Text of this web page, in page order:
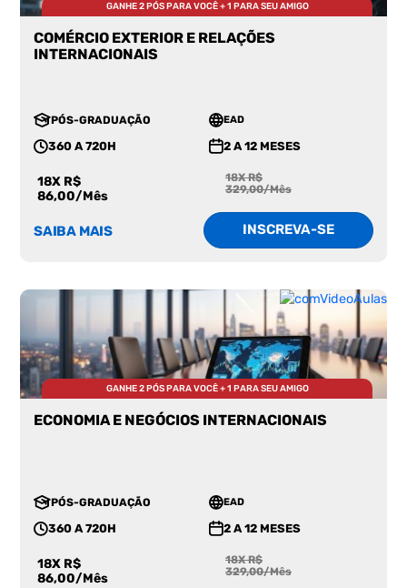
GANHE 2 PÓS PARA VOCÊ + 1 PARA SEU AMIGO
COMÉRCIO EXTERIOR E RELAÇÕES
INTERNACIONAIS
PÓS-GRADUAÇÃO EAD
360 A 720H 2 A 12 MESES
18X R$
86,00/Mês
18X R$
329,00/Mês
SAIBA MAIS INSCREVA-SE
GANHE 2 PÓS PARA VOCÊ + 1 PARA SEU AMIGO
ECONOMIA E NEGÓCIOS INTERNACIONAIS
PÓS-GRADUAÇÃO EAD
360 A 720H 2 A 12 MESES
18X R$
86,00/Mês
18X R$
329,00/Mês